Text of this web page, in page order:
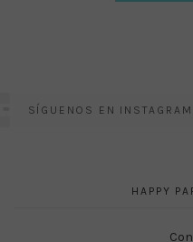
SÍGUENOS EN
HAPPY